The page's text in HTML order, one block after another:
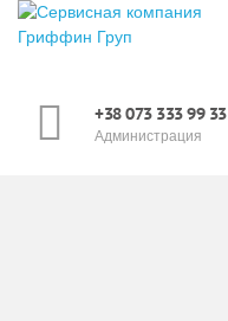
+38 073 333 99 33
Администрация